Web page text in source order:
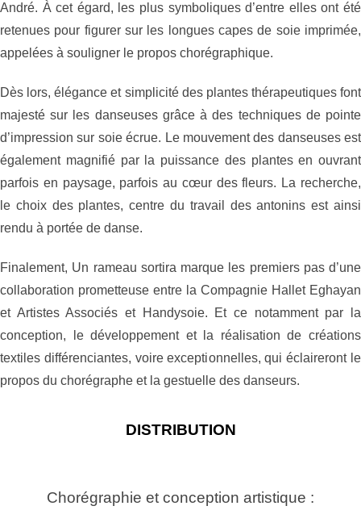
André. À cet égard, les plus symboliques d’entre elles ont été
retenues pour figurer sur les longues capes de soie imprimée,
appelées à souligner le propos chorégraphique.
Dès lors, élégance et simplicité des plantes thérapeutiques font
majesté sur les danseuses grâce à des techniques de pointe
d’impression sur soie écrue. Le mouvement des danseuses est
également magnifié par la puissance des plantes en ouvrant
parfois en paysage, parfois au cœur des fleurs. La recherche,
le choix des plantes, centre du travail des antonins est ainsi
rendu à portée de danse.
Finalement, Un rameau sortira marque les premiers pas d’une
collaboration prometteuse entre la Compagnie Hallet Eghayan
et Artistes Associés et Handysoie. Et ce notamment par la
conception, le développement et la réalisation de créations
textiles différenciantes, voire exceptionnelles, qui éclaireront le
propos du chorégraphe et la gestuelle des danseurs.
DISTRIBUTION
Chorégraphie et conception artistique :